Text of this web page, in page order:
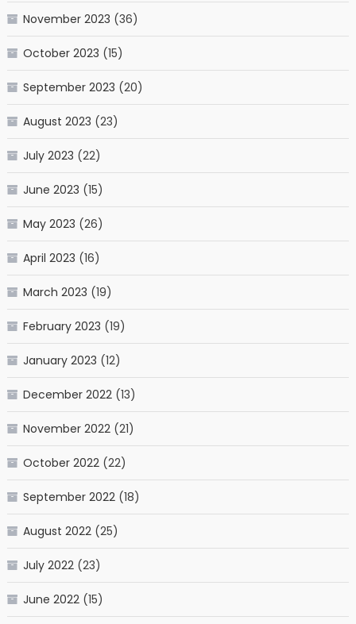
November 2023 (36)
October 2023 (15)
September 2023 (20)
August 2023 (23)
July 2023 (22)
June 2023 (15)
May 2023 (26)
April 2023 (16)
March 2023 (19)
February 2023 (19)
January 2023 (12)
December 2022(13)
November 2022(21)
October 2022(22)
September 2022(18)
August 2022(25)
July 2022(23)
June 2022(15)